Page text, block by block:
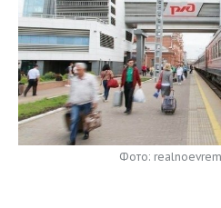
КОМУ ПРИНАДЛЕЖАТ
ТОРГОВЫЕ ЦЕНТРЫ
ТАТАРСТАНА
БЮДЖЕТ
ИНВЕСТИЦИИ
МАШИНОСТРОЕНИЕ
НЕФТЕХИМИЯ
НЕФТЬ
ОПК
НОВОСТИ АВТО
БИЗНЕС
НОВОСТИ БИЗНЕСА
РОЗНИЧНАЯ ТОРГОВЛЯ
ТРАНСПОРТ
ТЕХНОЛОГИИ
НОВОСТИ ТЕХНОЛОГИЙ
МЕРОПРИЯТИЯ
НОВОСТИ МЕРОПРИЯТИЙ
СПОРТ
Фото: